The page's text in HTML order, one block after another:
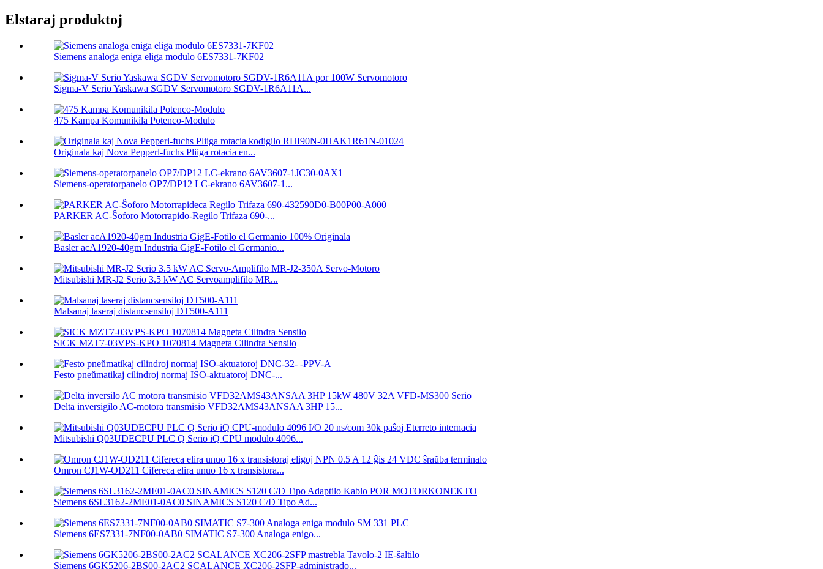
Elstaraj produktoj
Siemens analoga eniga eliga modulo 6ES7331-7KF02
Sigma-V Serio Yaskawa SGDV Servomotoro SGDV-1R6A11A...
475 Kampa Komunikila Potenco-Modulo
Originala kaj Nova Pepperl-fuchs Pliiga rotacia en...
Siemens-operatorpanelo OP7/DP12 LC-ekrano 6AV3607-1...
PARKER AC-Ŝoforo Motorrapido-Regilo Trifaza 690-...
Basler acA1920-40gm Industria GigE-Fotilo el Germanio...
Mitsubishi MR-J2 Serio 3.5 kW AC Servoamplifilo MR...
Malsanaj laseraj distancsensiloj DT500-A111
SICK MZT7-03VPS-KPO 1070814 Magneta Cilindra Sensilo
Festo pneŭmatikaj cilindroj normaj ISO-aktuatoroj DNC-...
Delta inversigilo AC-motora transmisio VFD32AMS43ANSAA 3HP 15...
Mitsubishi Q03UDECPU PLC Q Serio iQ CPU modulo 4096...
Omron CJ1W-OD211 Cifereca elira unuo 16 x transistora...
Siemens 6SL3162-2ME01-0AC0 SINAMICS S120 C/D Tipo Ad...
Siemens 6ES7331-7NF00-0AB0 SIMATIC S7-300 Analoga enigo...
Siemens 6GK5206-2BS00-2AC2 SCALANCE XC206-2SFP-administrado...